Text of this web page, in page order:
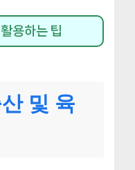
용하는 팁
및 육